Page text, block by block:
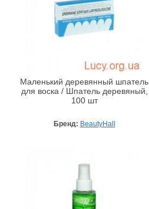
Маленький деревянный шпатель
для воска / Шпатель деревяный,
100 шт
Бренд: BeautyHall